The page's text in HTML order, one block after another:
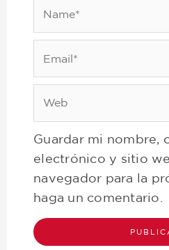
Guardar mi nombre,
electrónico y sitio
navegador para la
haga un comentario.